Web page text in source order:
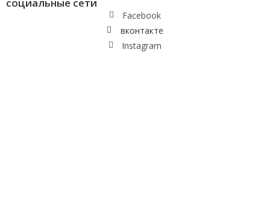
Facebook
вконтакте
Instagram